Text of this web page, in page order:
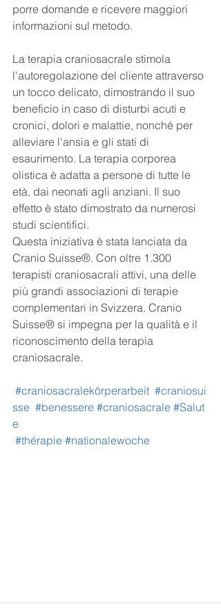
porre domande e ricevere maggiori
informazioni sul metodo.
La terapia craniosacrale stimola
l'autoregolazione del cliente attraverso
un tocco delicato, dimostrando il suo
beneficio in caso di disturbi acuti e
cronici, dolori e malattie, nonché per
alleviare l'ansia e gli stati di
esaurimento. La terapia corporea
olistica è adatta a persone di tutte le
età, dai neonati agli anziani. Il suo
effetto è stato dimostrato da numerosi
studi scientifici.
Questa iniziativa è stata lanciata da
Cranio Suisse®. Con oltre 1.300
terapisti craniosacrali attivi, una delle
più grandi associazioni di terapie
complementari in Svizzera. Cranio
Suisse® si impegna per la qualità e il
riconoscimento della terapia
craniosacrale.
#craniosacralekörperarbeit #craniosui
sse #benessere #craniosacrale #Salut
e
#thérapie #nationalewoche